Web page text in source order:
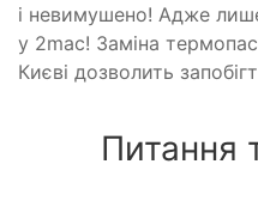
і невимушено! Адже
у 2mac! Заміна
Києві дозволить
Питання